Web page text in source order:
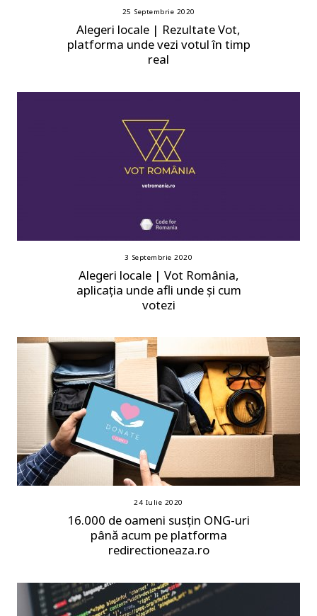
25 Septembrie 2020
Alegeri locale | Rezultate Vot,
platforma unde vezi votul în timp
real
3 Septembrie 2020
Alegeri locale | Vot România,
aplicația unde afli unde și cum
votezi
24 Iulie 2020
16.000 de oameni susțin ONG-uri
până acum pe platforma
redirectioneaza.ro